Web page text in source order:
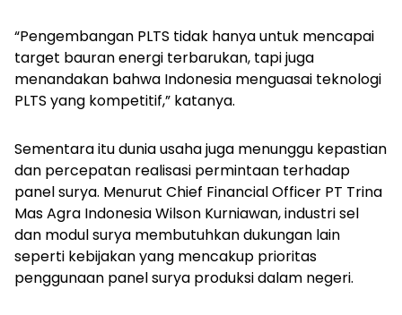
“Pengembangan PLTS tidak hanya untuk mencapai
target bauran energi terbarukan, tapi juga
menandakan bahwa Indonesia menguasai teknologi
PLTS yang kompetitif,” katanya.
Sementara itu dunia usaha juga menunggu kepastian
dan percepatan realisasi permintaan terhadap
panel surya. Menurut Chief Financial Officer PT Trina
Mas Agra Indonesia Wilson Kurniawan, industri sel
dan modul surya membutuhkan dukungan lain
seperti kebijakan yang mencakup prioritas
penggunaan panel surya produksi dalam negeri.